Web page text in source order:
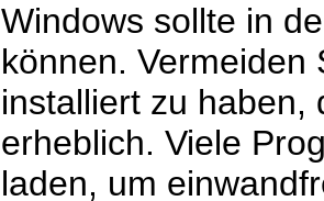
Windows sollte in
können. Vermeiden
installiert zu haben,
erheblich. Viele
laden, um